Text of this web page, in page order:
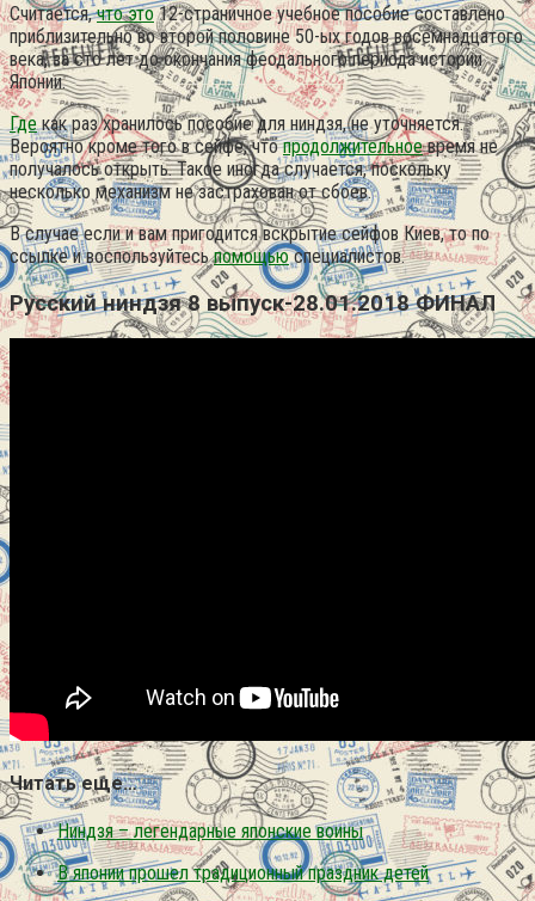
Считается,что это12-страничное учебное пособие составлено
приблизительно во второй половине 50-ых годов восемнадцатого
века, за сто лет до окончания феодального периода истории
Японии.
Гдекак раз хранилось пособие для ниндзя, не уточняется.
Вероятно кроме того в сейфе, чтопродолжительноевремя не
получалось открыть. Такое иногда случается, поскольку
несколько механизм не застрахован от сбоев.
В случае если и вам пригодится вскрытие сейфов Киев, то по
ссылке и воспользуйтесьпомощьюспециалистов.
Русский ниндзя 8 выпуск-28.01.2018 ФИНАЛ
Читать еще…
Ниндзя – легендарные японские воины
В японии прошел традиционный праздник детей